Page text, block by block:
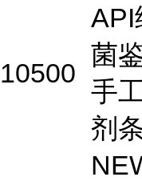
10500
API
菌
手
剂